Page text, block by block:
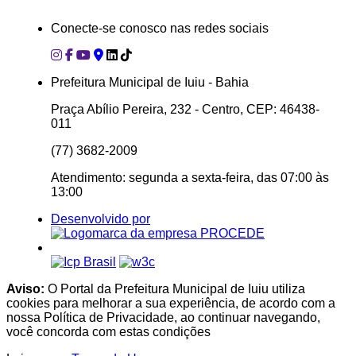
Conecte-se conosco nas redes sociais
Prefeitura Municipal de Iuiu - Bahia
Praça Abílio Pereira, 232 - Centro, CEP: 46438-
011
(77) 3682-2009
Atendimento: segunda a sexta-feira, das 07:00 às
13:00
Desenvolvido por
Aviso: O Portal da Prefeitura Municipal de Iuiu utiliza
cookies para melhorar a sua experiência, de acordo com a
nossa Política de Privacidade, ao continuar navegando,
você concorda com estas condições